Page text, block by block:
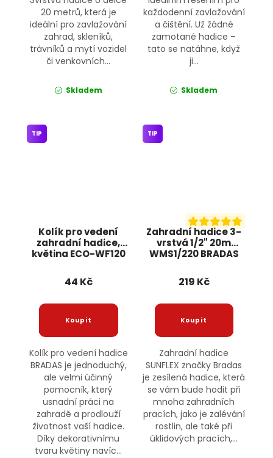
20 metrů, která je
ideální pro zavlažování
zahrad, skleníků,
trávníků a mytí vozidel
či venkovních...
Skladem
každodenní zavlažování
a čištění. Už žádné
zamotané hadice –
tato se natáhne, když
ji...
Skladem
Kolík pro vedení
zahradní hadice,
květina ECO-WF120
TIP
44 Kč
Kolík pro vedení hadice
BRADAS je jednoduchý,
ale velmi účinný
pomocník, který
usnadní práci na
zahradě a prodlouží
životnost vaší hadice.
Díky dekorativnímu
tvaru květiny navíc...
Zahradní hadice 3-
vrstvá 1/2" 20m
WMS1/220 BRADAS
TIP
219 Kč
Zahradní hadice
SUNFLEX značky Bradas
je zesílená hadice, která
se vám bude hodit při
mnoha zahradních
pracích, jako je zalévání
rostlin, ale také při
úklidových pracích,...